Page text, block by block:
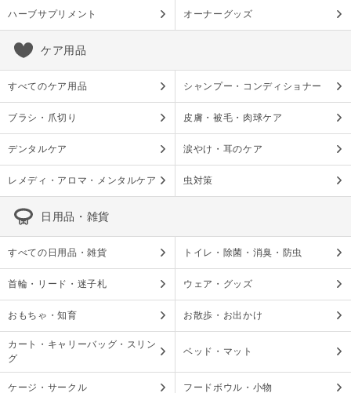
ハーブサプリメント オーナーグッズ
ケア用品
すべてのケア用品 シャンプー・コンディショナー
ブラシ・爪切り 皮膚・被毛・肉球ケア
デンタルケア 涙やけ・耳のケア
レメディ・アロマ・メンタルケア 虫対策
日用品・雑貨
すべての日用品・雑貨 トイレ・除菌・消臭・防虫
首輪・リード・迷子札 ウェア・グッズ
おもちゃ・知育 お散歩・お出かけ
カート・キャリーバッグ・スリン
グ
ベッド・マット
ケージ・サークル フードボウル・小物